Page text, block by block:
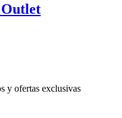
Outlet
y ofertas exclusivas